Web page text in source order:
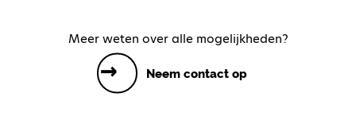
Meer weten over alle mogelijkheden?
Neem contact op